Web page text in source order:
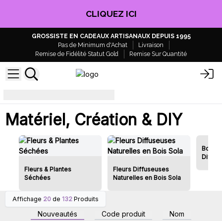
CLIQUEZ ICI
GROSSISTE EN CADEAUX ARTISANAUX DEPUIS 1995
Pas de Minimum d'Achat
Livraison
Remise de Fidélité Statut Gold
Remise Sur Quantité
Matériel, Création & DIY
Fleurs & Plantes
Séchées
Fleurs Diffuseuses
Naturelles en Bois Sola
Affichage 20 de 132 Produits
Nouveautés Code produit Nom
Connectez-vous ou
inscrivez-vous pour
accéder aux prix de gros
inscrivez-vous pour
accéder aux prix de gros